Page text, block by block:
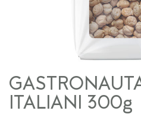
ITALIANI 300g